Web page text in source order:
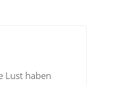
Lust haben